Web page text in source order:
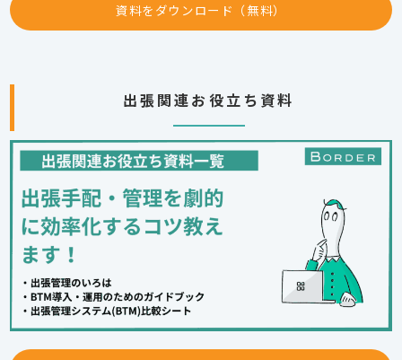
資料をダウンロード（無料）
出張関連お役立ち資料